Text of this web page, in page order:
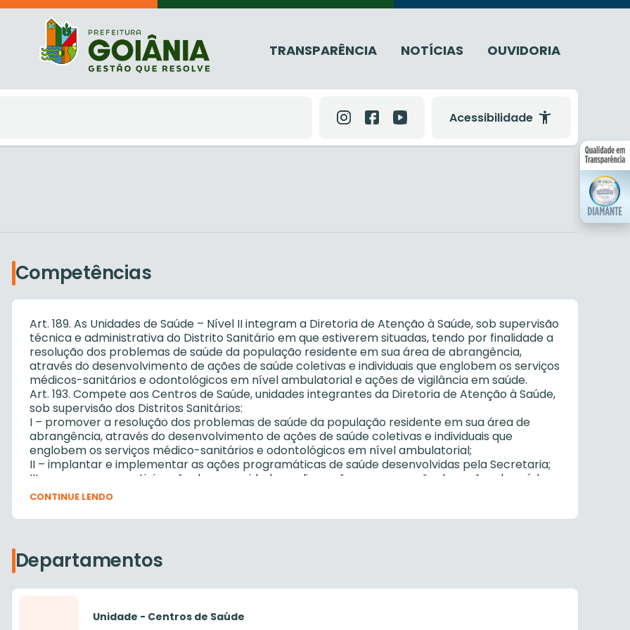
TRANSPARÊNCIA NOTÍCIAS OUVIDORIA
Acessibilidade
Competências
Art. 189. As Unidades de Saúde – Nível II integram a Diretoria de Atenção à Saúde, sob supervisão
técnica e administrativa do Distrito Sanitário em que estiverem situadas, tendo por finalidade a
resolução dos problemas de saúde da população residente em sua área de abrangência,
através do desenvolvimento de ações de saúde coletivas e individuais que englobem os serviços
médicos-sanitários e odontológicos em nível ambulatorial e ações de vigilância em saúde.
Art. 193. Compete aos Centros de Saúde, unidades integrantes da Diretoria de Atenção à Saúde,
sob supervisão dos Distritos Sanitários:
I – promover a resolução dos problemas de saúde da população residente em sua área de
abrangência, através do desenvolvimento de ações de saúde coletivas e individuais que
englobem os serviços médico-sanitários e odontológicos em nível ambulatorial;
II – implantar e implementar as ações programáticas de saúde desenvolvidas pela Secretaria;
III – promover a participação da comunidade na discussão e na execução das ações de saúde
pública desenvolvidas pela Secretaria;
abrangência, bem como de suas necessidades, visando a subsidiar a elaboração de ações
Centro, e quando for o caso, encaminhá-los a outros serviços dessaúde;
VI – Remeter, diariamente, ao setor competente da SMS os respectivos mapas de produção
sobre o atendimento básico, médico e odontológico prestado pelo Centro;
mantendo fichários organizados por especialidade de atendimento;
CONTINUE LENDO
Departamentos
Unidade - Centros de Saúde